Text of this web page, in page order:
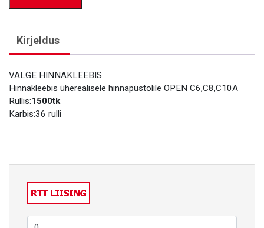
Kirjeldus
VALGE HINNAKLEEBIS
Hinnakleebis üherealisele hinnapüstolile OPEN C6,C8,C10A
Rullis:1500tk
Karbis:36 rulli